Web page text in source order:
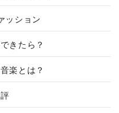
ッション
きたら？
楽とは？